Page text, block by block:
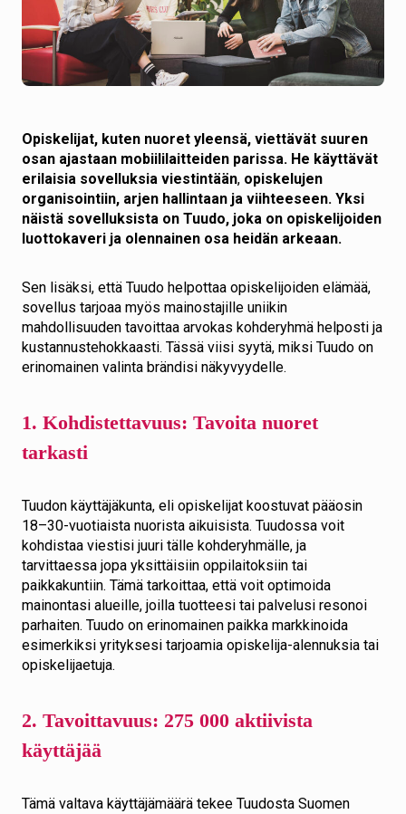
Opiskelijat, kuten nuoret yleensä, viettävät suuren
osan ajastaan mobiililaitteiden parissa. He käyttävät
erilaisia sovelluksia viestintään, opiskelujen
organisointiin, arjen hallintaan ja viihteeseen. Yksi
näistä sovelluksista on Tuudo, joka on opiskelijoiden
luottokaveri ja olennainen osa heidän arkeaan.
Sen lisäksi, että Tuudo helpottaa opiskelijoiden elämää,
sovellus tarjoaa myös mainostajille uniikin
mahdollisuuden tavoittaa arvokas kohderyhmä helposti ja
kustannustehokkaasti. Tässä viisi syytä, miksi Tuudo on
erinomainen valinta brändisi näkyvyydelle.
1. Kohdistettavuus: Tavoita nuoret
tarkasti
Tuudon käyttäjäkunta, eli opiskelijat koostuvat pääosin
18–30-vuotiaista nuorista aikuisista. Tuudossa voit
kohdistaa viestisi juuri tälle kohderyhmälle, ja
tarvittaessa jopa yksittäisiin oppilaitoksiin tai
paikkakuntiin. Tämä tarkoittaa, että voit optimoida
mainontasi alueille, joilla tuotteesi tai palvelusi resonoi
parhaiten. Tuudo on erinomainen paikka markkinoida
esimerkiksi yrityksesi tarjoamia opiskelija-alennuksia tai
opiskelijaetuja.
2. Tavoittavuus: 275 000 aktiivista
käyttäjää
Tämä valtava käyttäjämäärä tekee Tuudosta Suomen